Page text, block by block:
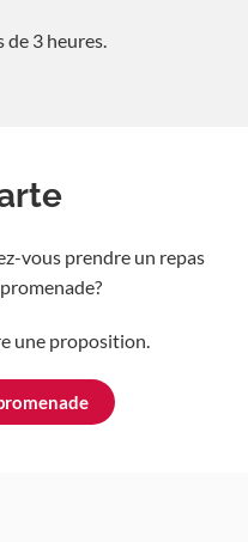
de 3 heures.
vous prendre un repas
une proposition.